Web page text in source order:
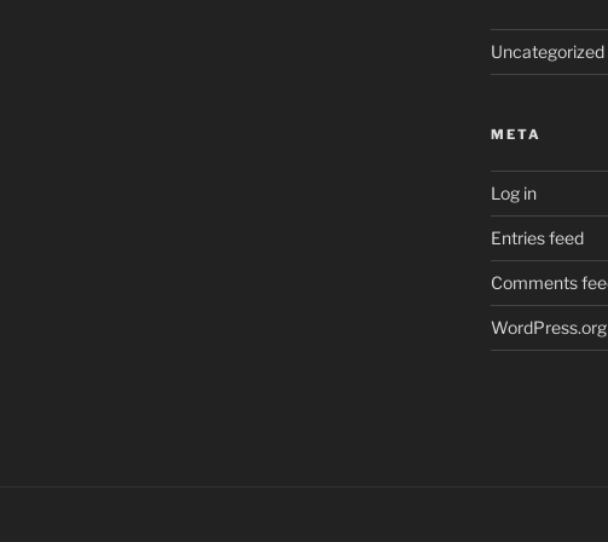
Uncategorized
META
Log in
Entries feed
Comments
WordPress.org